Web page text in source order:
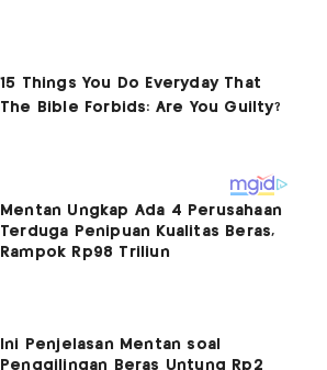
Mentan Ungkap Ada 4 Perusahaan
Terduga Penipuan Kualitas Beras,
Rampok Rp98 Triliun
Ini Penjelasan Mentan soal
Penggilingan Beras Untung Rp2